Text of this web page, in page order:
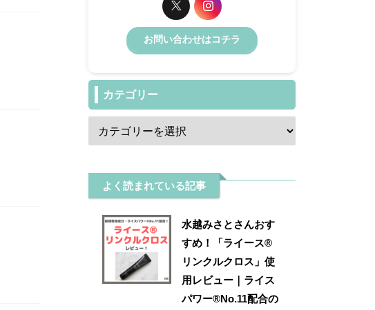
お問い合わせはコチラ
カテゴリー
よく読まれている記事
水越みさとさんおす
すめ！「ライース®
リンクルクロス」使
用レビュー｜ライス
パワー®No.11配合の